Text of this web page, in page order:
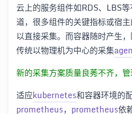
云上的服务组件如RDS、LBS
道，很多组件的关键指标或宿
以直接采集。而容器随时产生
传统以物理机为中心的采集
新的采集方案质量良莠不齐，管
适应kubernetes和容器环境的
prometheus， prometheus依